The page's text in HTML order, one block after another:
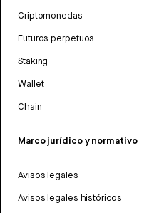
Criptomonedas
Futuros perpetuos
Staking
Wallet
Chain
Marco jurídico y normativo
Avisos legales
Avisos legales históricos